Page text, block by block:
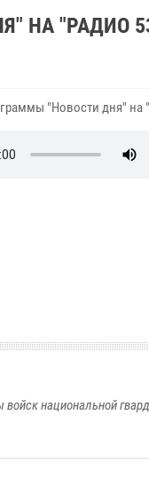
НА "РАДИО
"Новости дня" на
национальной